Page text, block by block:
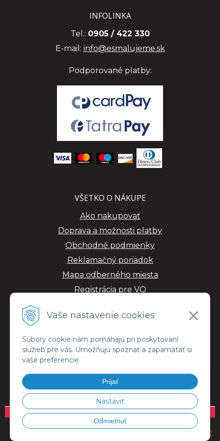
Vaše nastavenie cookies
Súbory cookie nám pomáhajú pri poskytovaní
služieb pre vás. Umožňujú spoznať a zapamätať si
vaše preferencie.
Prijať
Nastaviť
Odmietnuť
INFOLINKA
Tel.: 0905 / 422 330
E-mail: info@esmalujeme.sk
Podporované platby:
VŠETKO O NÁKUPE
Ako nakupovať
Doprava a možnosti platby
Obchodné podmienky
Reklamačný poriadok
Mapa odberného miesta
Registrácia pre VO
© 2026 ESMALujeme.sk • NextShop&e-shop Pohoda Connector NextCom
OBJEDNÁVKU VÁM DORUČÍME KURIÉROM V RÁMCI CELEJ SR.
×